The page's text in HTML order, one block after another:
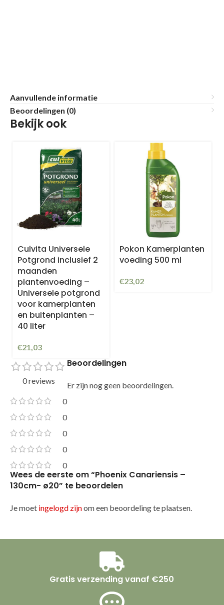
Aanvullende informatie
Beoordelingen (0)
Bekijk ook
Culvita Universele
Potgrond inclusief 2
maanden
plantenvoeding –
Universele potgrond
voor kamerplanten
en buitenplanten –
40 liter
€21,03
Pokon Kamerplanten
voeding 500 ml
€23,02
0 reviews
0
0
0
0
0
Beoordelingen
Er zijn nog geen beoordelingen.
Wees de eerste om “Phoenix Canariensis –
130cm- ø20” te beoordelen
Je moet ingelogd zijnom een beoordeling te plaatsen.
Gratis verzending vanaf €250